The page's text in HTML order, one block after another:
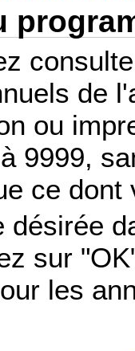
de
ou
9999,
ce dont
désirée
sur
les